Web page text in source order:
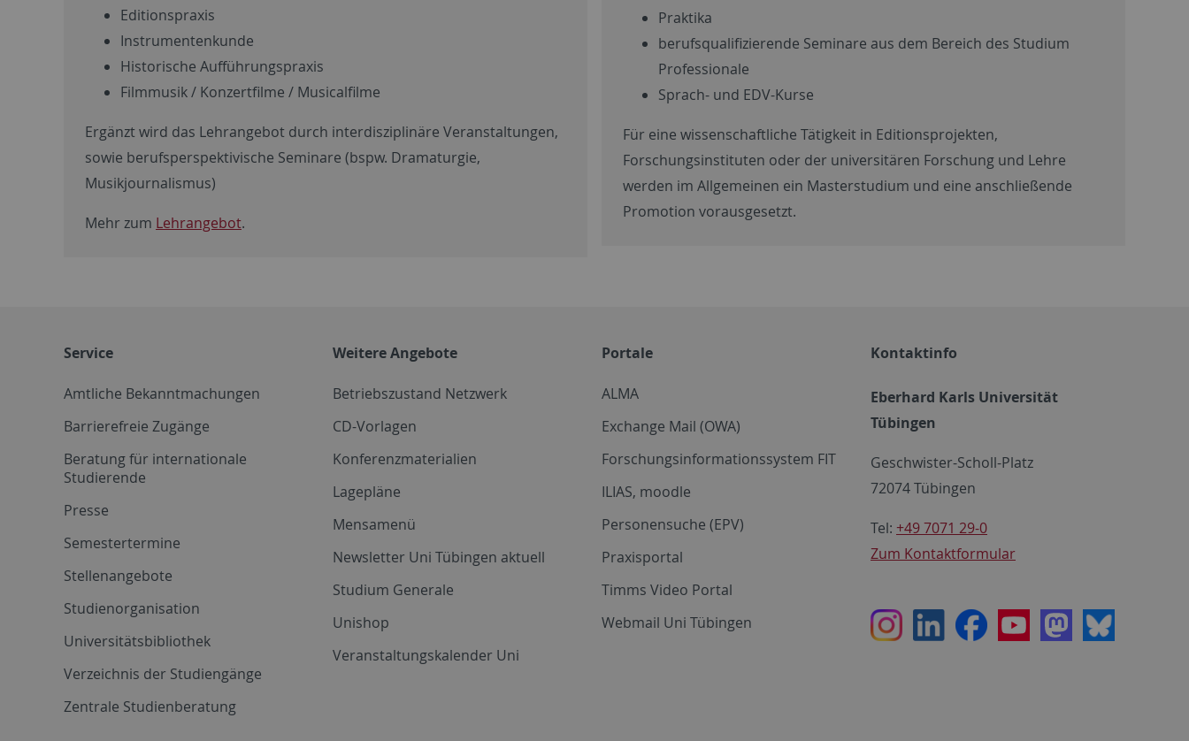
Editionspraxis
Instrumentenkunde
Historische Aufführungspraxis
Filmmusik / Konzertfilme / Musicalfilme
Ergänzt wird das Lehrangebot durch interdisziplinäre Veranstaltungen,
sowie berufsperspektivische Seminare (bspw. Dramaturgie,
Musikjournalismus)
Mehr zum Lehrangebot.
Praktika
berufsqualifizierende Seminare aus dem Bereich des Studium
Professionale
Sprach- und EDV-Kurse
Für eine wissenschaftliche Tätigkeit in Editionsprojekten,
Forschungsinstituten oder der universitären Forschung und Lehre
werden im Allgemeinen ein Masterstudium und eine anschließende
Promotion vorausgesetzt.
Service
Amtliche Bekanntmachungen
Barrierefreie Zugänge
Beratung für internationale
Studierende
Presse
Semestertermine
Stellenangebote
Studienorganisation
Universitätsbibliothek
Verzeichnis der Studiengänge
Zentrale Studienberatung
Weitere Angebote
Betriebszustand Netzwerk
CD-Vorlagen
Konferenzmaterialien
Lagepläne
Mensamenü
Newsletter Uni Tübingen aktuell
Studium Generale
Unishop
Veranstaltungskalender Uni
Portale
ALMA
Exchange Mail (OWA)
Forschungsinformationssystem FIT
ILIAS, moodle
Personensuche (EPV)
Praxisportal
Timms Video Portal
Webmail Uni Tübingen
Kontaktinfo
Eberhard Karls Universität
Tübingen
Geschwister-Scholl-Platz
72074 Tübingen
Tel: +49 7071 29-0
Zum Kontaktformular
InstagramLinkedInFacebookYoutubeMastodon
Bluesky